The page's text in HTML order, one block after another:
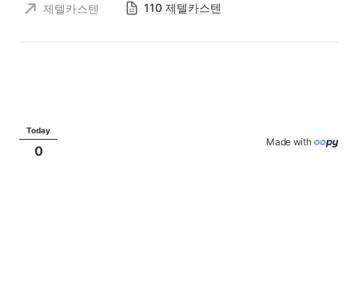
제텔카스텐 110 제텔카스텐
Today
0
Made with